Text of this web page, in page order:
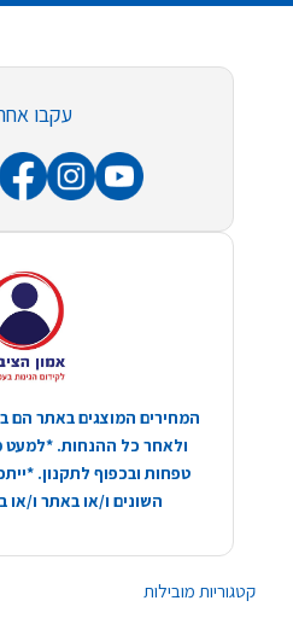
קטגוריות מובילות
עקבו
המחירים המוצגים באתר הם
ולאחר כל ההנחות. *למעט
טפחות ובכפוף לתקנון.
השונים ו/או באתר ו/או